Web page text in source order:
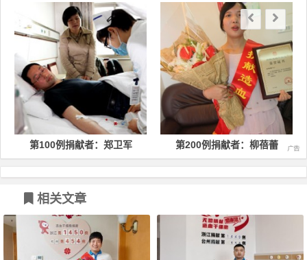
第100例捐献者：郑卫军 第200例捐献者：柳蓓蕾
相关文章